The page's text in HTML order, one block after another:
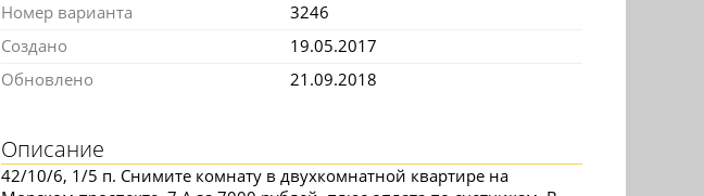
Номер варианта
3246
Создано
19.05.2017
Обновлено
21.09.2018
Описание
42/10/6, 1/5 п. Снимите комнату в двухкомнатной квартире на